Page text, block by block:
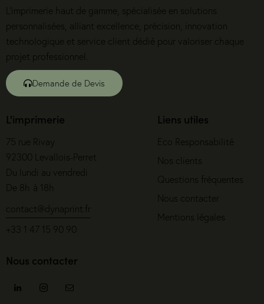
L’imprimerie haut de gamme, spécialisée en solutions
personnalisées, alliant excellence, précision, innovation
technologique et service client dédié pour valoriser chaque
projet professionnel.
Demande de Devis
L'imprimerie
75 rue Rivay
92300 Levallois-Perret
Du lundi au vendredi
De 8h à 18h
contact@dynaprint.fr
+33 1 47 15 90 90
Liens utiles
Eco Responsabilité
Nos clients
Questions fréquentes
Nous contacter
Mentions légales
Nous contacter